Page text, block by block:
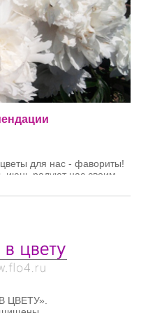
для нас - фавориты!
июнь радуют нас своим
центр, то хочется
ЦВЕТУ».